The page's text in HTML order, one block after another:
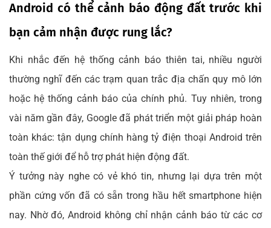
Android có thể cảnh báo động đất trước khi
bạn cảm nhận được rung lắc?
Khi nhắc đến hệ thống cảnh báo thiên tai, nhiều người
thường nghĩ đến các trạm quan trắc địa chấn quy mô lớn
hoặc hệ thống cảnh báo của chính phủ. Tuy nhiên, trong
vài năm gần đây, Google đã phát triển một giải pháp hoàn
toàn khác: tận dụng chính hàng tỷ điện thoại Android trên
toàn thế giới để hỗ trợ phát hiện động đất.
Ý tưởng này nghe có vẻ khó tin, nhưng lại dựa trên một
phần cứng vốn đã có sẵn trong hầu hết smartphone hiện
nay. Nhờ đó, Android không chỉ nhận cảnh báo từ các cơ